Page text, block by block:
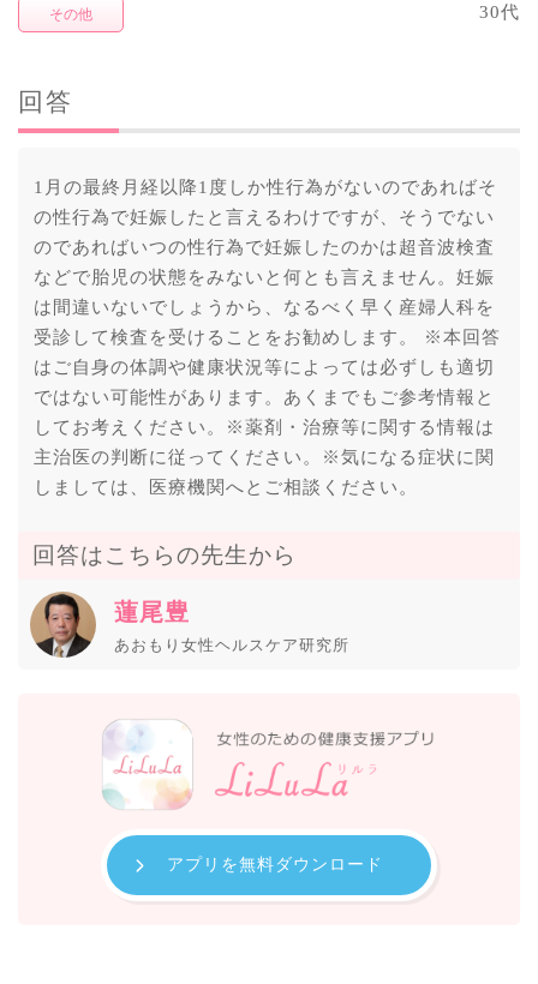
その他 30代
回答
1月の最終月経以降1度しか性行為がないのであればそ
の性行為で妊娠したと言えるわけですが、そうでない
のであればいつの性行為で妊娠したのかは超音波検査
などで胎児の状態をみないと何とも言えません。妊娠
は間違いないでしょうから、なるべく早く産婦人科を
受診して検査を受けることをお勧めします。 ※本回答
はご自身の体調や健康状況等によっては必ずしも適切
ではない可能性があります。あくまでもご参考情報と
してお考えください。※薬剤・治療等に関する情報は
主治医の判断に従ってください。※気になる症状に関
しましては、医療機関へとご相談ください。
回答はこちらの先生から
蓮尾豊
あおもり女性ヘルスケア研究所
アプリを無料ダウンロード